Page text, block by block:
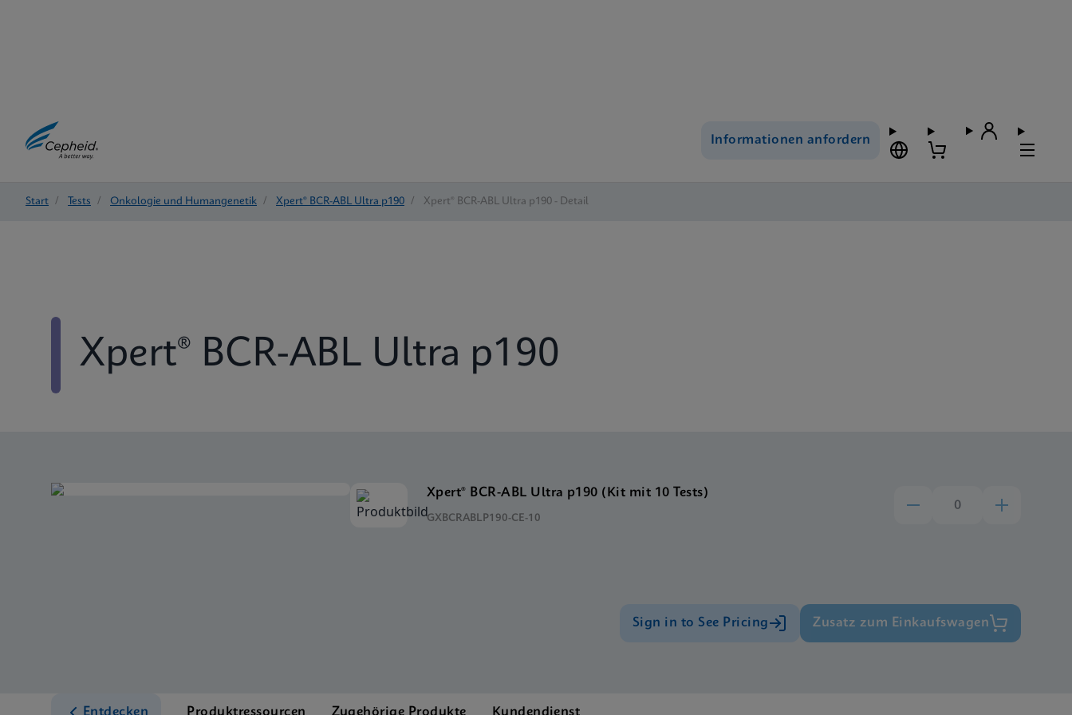
Informationen anfordern
Start / Tests / Onkologie und Humangenetik / Xpert® BCR-ABL Ultra p190 / Xpert® BCR-ABL Ultra p190 - Detail
Xpert® BCR-ABL Ultra p190
Xpert® BCR-ABL Ultra p190 (Kit mit 10 Tests)
GXBCRABLP190-CE-10
Sign in to See Pricing Zusatz zum Einkaufswagen
Entdecken Produktressourcen Zugehörige Produkte Kundendienst